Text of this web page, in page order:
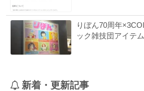
りぼん70周年
ック雑技団アイテ
新着・更新記事